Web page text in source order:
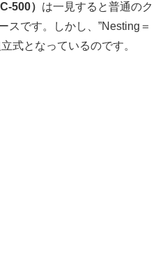
500） は一見すると普通のク
スです。しかし、”Nesting＝
式となっているのです。